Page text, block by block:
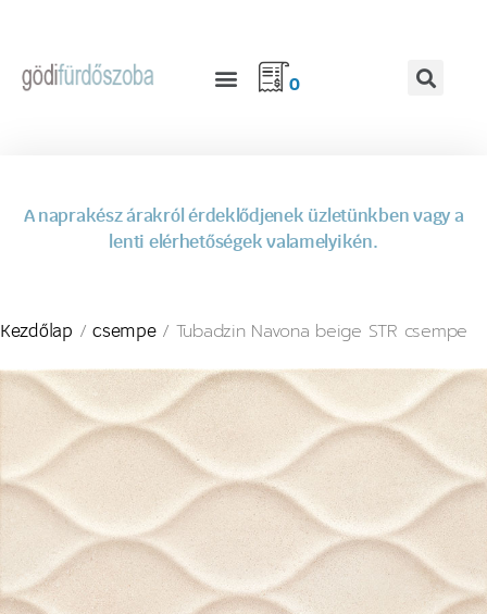
0
A naprakész árakról érdeklődjenek üzletünkben vagy a
lenti elérhetőségek valamelyikén.
Kezdőlap /csempe/ Tubadzin Navona beige STR csempe